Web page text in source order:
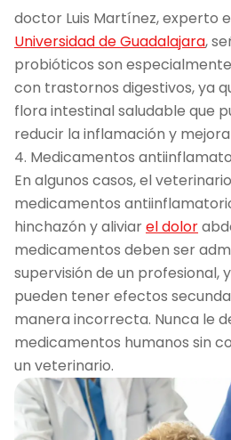
doctor Luis Martínez, experto
Universidad de Guadalajara,
probióticos son
con trastornos digestivos, ya
flora intestinal saludable que
reducir la inflamación y
4. Medicamentos
En algunos casos, el
medicamentos
hinchazón y aliviarel dolor
medicamentos deben ser
supervisión de un profesional,
pueden tener efectos
manera incorrecta. Nunca le
medicamentos humanos sin
un veterinario.